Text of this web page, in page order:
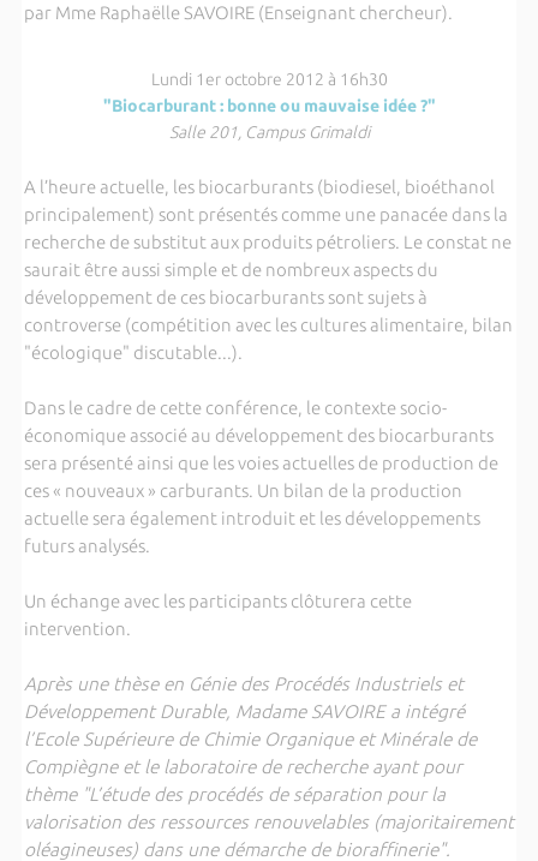
par Mme Raphaëlle SAVOIRE (Enseignant chercheur).
Lundi 1er octobre 2012 à 16h30
"Biocarburant : bonne ou mauvaise idée ?"
Salle 201, Campus Grimaldi
A l’heure actuelle, les biocarburants (biodiesel, bioéthanol
principalement) sont présentés comme une panacée dans la
recherche de substitut aux produits pétroliers. Le constat ne
saurait être aussi simple et de nombreux aspects du
développement de ces biocarburants sont sujets à
controverse (compétition avec les cultures alimentaire, bilan
"écologique" discutable...).
Dans le cadre de cette conférence, le contexte socio-
économique associé au développement des biocarburants
sera présenté ainsi que les voies actuelles de production de
ces « nouveaux » carburants. Un bilan de la production
actuelle sera également introduit et les développements
futurs analysés.
Un échange avec les participants clôturera cette
intervention.
Après une thèse en Génie des Procédés Industriels et
Développement Durable, Madame SAVOIRE a intégré
l’Ecole Supérieure de Chimie Organique et Minérale de
Compiègne et le laboratoire de recherche ayant pour
thème "L’étude des procédés de séparation pour la
valorisation des ressources renouvelables (majoritairement
oléagineuses) dans une démarche de bioraffinerie".